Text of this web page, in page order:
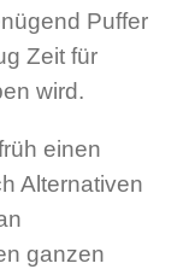
Puffer
Zeit für
wird.
einen
Alternativen
ganzen